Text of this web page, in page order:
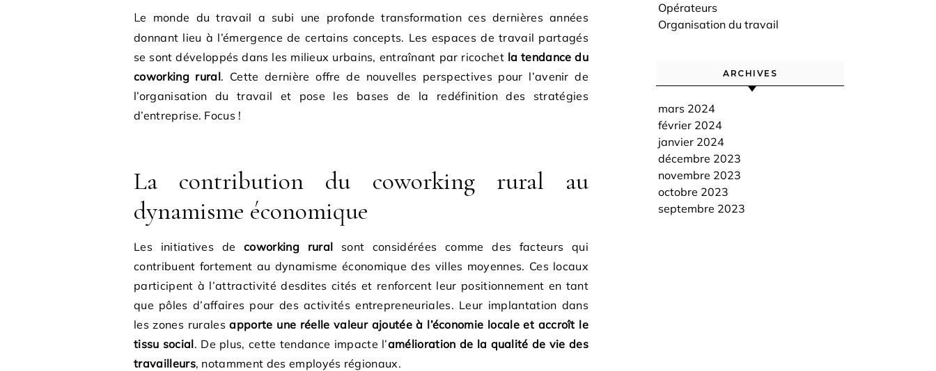
Le monde du travail a subi une profonde transformation ces dernières années
donnant lieu à l’émergence de certains concepts. Les espaces de travail partagés
se sont développés dans les milieux urbains, entraînant par ricochet la tendance du
coworking rural. Cette dernière offre de nouvelles perspectives pour l’avenir de
l’organisation du travail et pose les bases de la redéfinition des stratégies
d’entreprise. Focus !
La contribution du coworking rural au
dynamisme économique
Les initiatives decoworking rural sont considérées comme des facteurs qui
contribuent fortement au dynamisme économique des villes moyennes. Ces locaux
participent à l’attractivité desdites cités et renforcent leur positionnement en tant
que pôles d’affaires pour des activités entrepreneuriales. Leur implantation dans
les zones ruralesapporte une réelle valeur ajoutée à l’économie locale et accroît le
tissu social. De plus, cette tendance impacte l’amélioration de la qualité de vie des
travailleurs, notamment des employés régionaux.
Opérateurs
Organisation du travail
ARCHIVES
mars 2024
février 2024
janvier 2024
décembre 2023
novembre 2023
octobre 2023
septembre 2023